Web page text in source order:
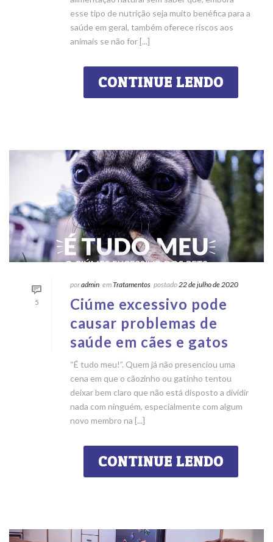
esse tipo de nutrição seja muito benéfica para a
saúde em geral, também oferece riscos aos
animais se não for [...]
CONTINUE LENDO
5
poradmin emTratamentos postado22 de julho de 2020
Ciúme excessivo pode
causar problemas de
saúde em cães e gatos
“É tudo meu!”. Quem já não presenciou uma
cena em que o cãozinho ou gatinho tentou
deixar bem claro que não está disposto a dividir
nada com ninguém, especialmente com algum
novo membro na [...]
CONTINUE LENDO